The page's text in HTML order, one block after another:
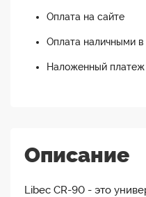
Оплата на сайте
Оплата наличными
Наложенный платеж
Описание
Libec CR-90 - это